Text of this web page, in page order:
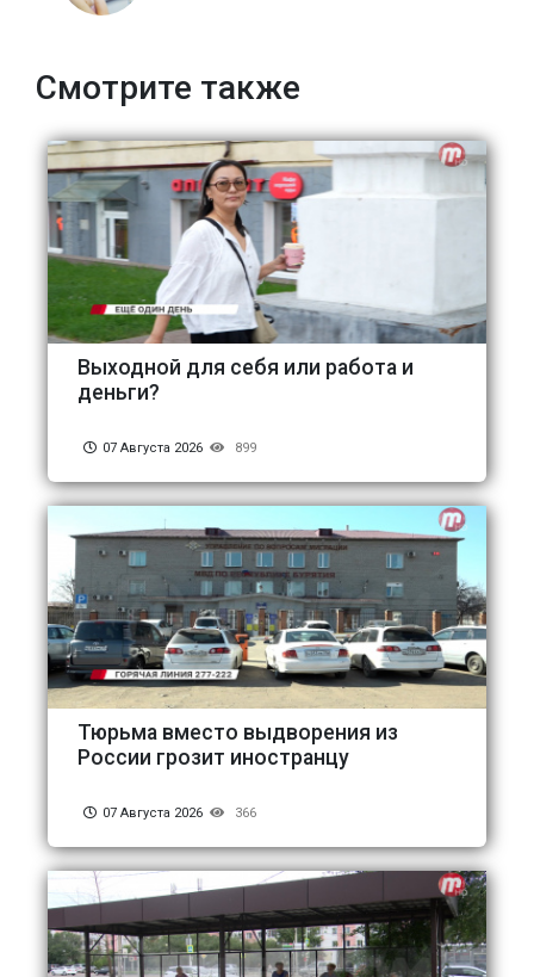
Смотрите также
Выходной для себя или работа и
деньги?
07 Августа 2026 899
Тюрьма вместо выдворения из
России грозит иностранцу
07 Августа 2026 366